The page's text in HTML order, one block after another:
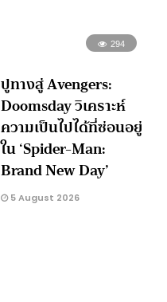
294
ปูทางสู่ Avengers:
Doomsday วิเคราะห์
ความเป็นไปได้ที่ซ่อนอยู่
ใน ‘Spider-Man:
Brand New Day’
5 August 2026